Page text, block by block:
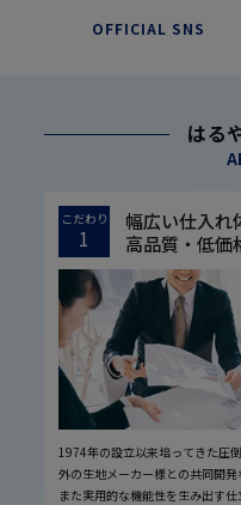
OFFICIAL SNS
はる
こだわり
1
幅広い仕入れ
高品質・低価
1974年の設立以来培ってきた圧
外の生地メーカー様との共同開
また実用的な機能性を生み出す